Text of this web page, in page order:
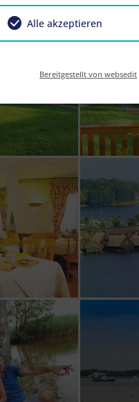
Alle akzeptieren
Bereitgestellt von websedit